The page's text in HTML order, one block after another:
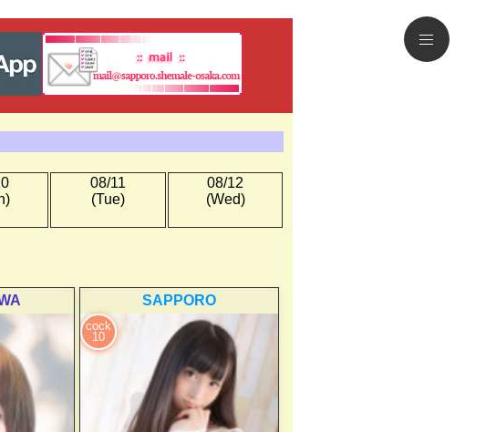
08/11
(Tue)
08/12
(Wed)
SAPPORO
cock
10